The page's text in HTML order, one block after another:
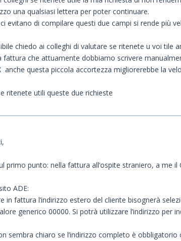
una qualsiasi lettera per poter continuare.
evitano di compilare questi due campi si rende più
chiedo ai colleghi di valutare se ritenete u voi
fattura che attuamente dobbiamo scrivere
anche questa piccola accortezza migliorerebbe la
ritenete utili queste due richieste
primo punto: nella fattura all’ospite straniero, a me
ADE:
in fattura l’indirizzo estero del cliente bisognerà
generico 00000. Si potrà utilizzare l’indirizzo per
sembra chiaro se l’indirizzo completo è obbligatorio